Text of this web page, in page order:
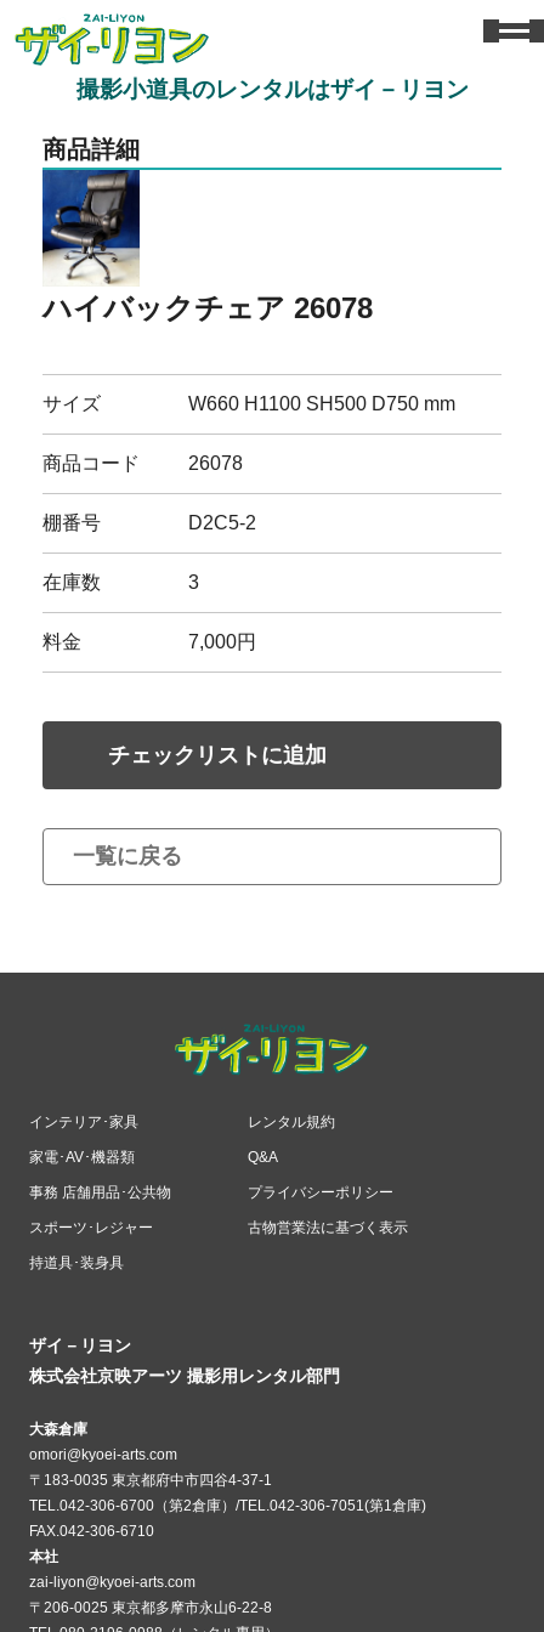
撮影小道具のレンタルはザイ－リヨン
商品詳細
ハイバックチェア 26078
サイズ W660 H1100 SH500 D750 mm
商品コード 26078
棚番号 D2C5-2
在庫数 3
料金 7,000円
チェックリストに追加
一覧に戻る
インテリア･家具
家電･AV･機器類
事務 店舗用品･公共物
スポーツ･レジャー
持道具･装身具
レンタル規約
Q&A
プライバシーポリシー
古物営業法に基づく表示
ザイ－リヨン
株式会社京映アーツ 撮影用レンタル部門
大森倉庫
omori@kyoei-arts.com
〒183-0035 東京都府中市四谷4-37-1
TEL.042-306-6700（第2倉庫）/TEL.042-306-7051(第1倉庫)
FAX.042-306-6710
本社
zai-liyon@kyoei-arts.com
〒206-0025 東京都多摩市永山6-22-8